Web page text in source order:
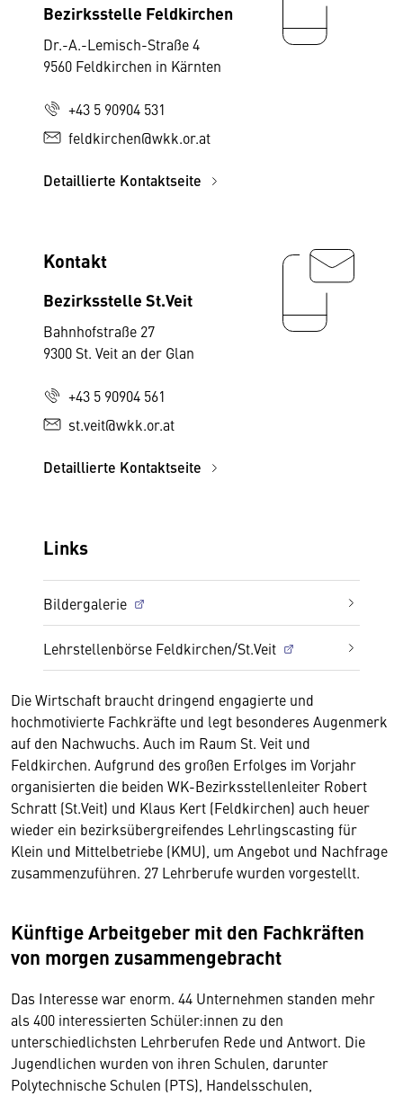
Bezirksstelle Feldkirchen
Dr.-A.-Lemisch-Straße 4
9560 Feldkirchen in Kärnten
+43 5 90904 531
feldkirchen@wkk.or.at
Detaillierte Kontaktseite
Kontakt
Bezirksstelle St.Veit
Bahnhofstraße 27
9300 St. Veit an der Glan
+43 5 90904 561
st.veit@wkk.or.at
Detaillierte Kontaktseite
Links
Bildergalerie
Lehrstellenbörse Feldkirchen/St.Veit
Die Wirtschaft braucht dringend engagierte und
hochmotivierte Fachkräfte und legt besonderes Augenmerk
auf den Nachwuchs. Auch im Raum St. Veit und
Feldkirchen. Aufgrund des großen Erfolges im Vorjahr
organisierten die beiden WK-Bezirksstellenleiter Robert
Schratt (St.Veit) und Klaus Kert (Feldkirchen) auch heuer
wieder ein bezirksübergreifendes Lehrlingscasting für
Klein und Mittelbetriebe (KMU), um Angebot und Nachfrage
zusammenzuführen. 27 Lehrberufe wurden vorgestellt.
Künftige Arbeitgeber mit den Fachkräften
von morgen zusammengebracht
Das Interesse war enorm. 44 Unternehmen standen mehr
als 400 interessierten Schüler:innen zu den
unterschiedlichsten Lehrberufen Rede und Antwort. Die
Jugendlichen wurden von ihren Schulen, darunter
Polytechnische Schulen (PTS), Handelsschulen,